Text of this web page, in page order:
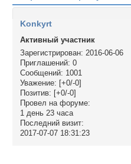
Konkyrt
Активный участник
Зарегистрирован: 2016-06-06
Приглашений: 0
Сообщений: 1001
Уважение: [+0/-0]
Позитив: [+0/-0]
Провел на форуме:
1 день 23 часа
Последний визит:
2017-07-07 18:31:23